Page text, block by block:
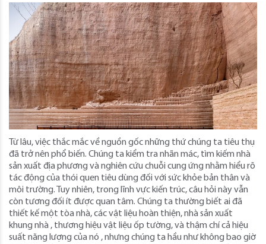
Từ lâu, việc thắc mắc về nguồn gốc những thứ chúng ta tiêu thụ
đã trở nên phổ biến. Chúng ta kiểm tra nhãn mác, tìm kiếm nhà
sản xuất địa phương và nghiên cứu chuỗi cung ứng nhằm hiểu rõ
tác động của thói quen tiêu dùng đối với sức khỏe bản thân và
môi trường. Tuy nhiên, trong lĩnh vực kiến ​​trúc, câu hỏi này vẫn
còn tương đối ít được quan tâm. Chúng ta thường biết ai đã
thiết kế một tòa nhà, các vật liệu hoàn thiện, nhà sản xuất
khung nhà , thương hiệu vật liệu ốp tường, và thậm chí cả hiệu
suất năng lượng của nó , nhưng chúng ta hầu như không bao giờ